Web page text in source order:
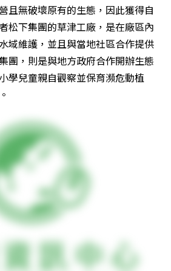
且無破壞原有的生態，因此獲得自
松下集團的草津工廠，是在廠區內
域維護，並且與當地社區合作提供
團，則是與地方政府合作開辦生態
學兒童親自觀察並保育瀕危動植